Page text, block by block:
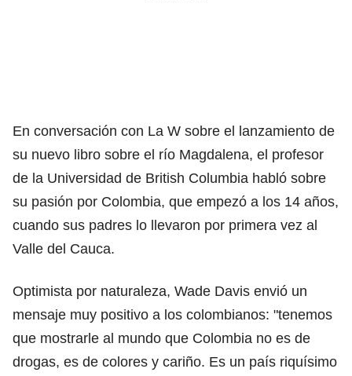
En conversación con La W sobre el lanzamiento de
su nuevo libro sobre el río Magdalena, el profesor
de la Universidad de British Columbia habló sobre
su pasión por Colombia, que empezó a los 14 años,
cuando sus padres lo llevaron por primera vez al
Valle del Cauca.
Optimista por naturaleza, Wade Davis envió un
mensaje muy positivo a los colombianos: "tenemos
que mostrarle al mundo que Colombia no es de
drogas, es de colores y cariño. Es un país riquísimo